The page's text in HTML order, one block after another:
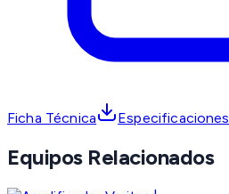
Ficha Técnica Especificaciones
Equipos Relacionados